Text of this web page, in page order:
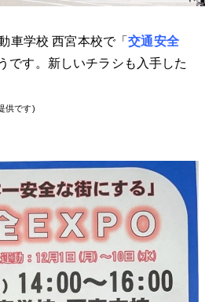
車学校 西宮本校で「交通安全
です。新しいチラシも入手した
供です)